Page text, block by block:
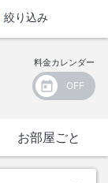
絞り込み
料金カレンダー
お部屋ごと